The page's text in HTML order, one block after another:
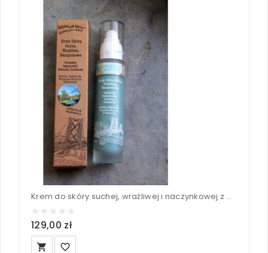
Krem do skóry suchej, wrażliwej i naczynkowej z Ceramidami, Daktylowcem i Rumiankiem - Brooklyn Groove 50 ml
129,00 zł
local_grocery_store favorite_border